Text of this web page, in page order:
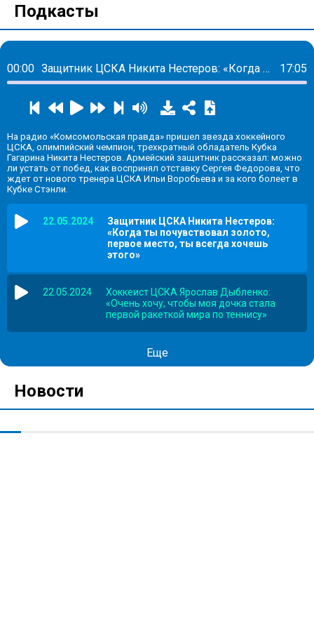
Подкасты
00:00 Защитник ЦСКА Никита Нестеров: «Когда ты почувствовал золото, первое место, ты всегда хочешь этого» 17:05
На радио «Комсомольская правда» пришел звезда хоккейного
ЦСКА, олимпийский чемпион, трехкратный обладатель Кубка
Гагарина Никита Нестеров. Армейский защитник рассказал: можно
ли устать от побед, как воспринял отставку Сергея Федорова, что
ждет от нового тренера ЦСКА Ильи Воробьева и за кого болеет в
Кубке Стэнли.
22.05.2024
Защитник ЦСКА Никита Нестеров:
«Когда ты почувствовал золото,
первое место, ты всегда хочешь
этого»
22.05.2024
Хоккеист ЦСКА Ярослав Дыбленко:
«Очень хочу, чтобы моя дочка стала
первой ракеткой мира по теннису»
Еще
Новости